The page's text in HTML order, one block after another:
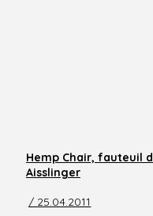
Hemp Chair, fauteuil
Aisslinger
/ 25.04.2011